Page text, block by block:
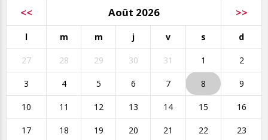
<< Août 2026 >>
l m m j v s d
27 28 29 30 31 1 2
3 4 5 6 7 8 9
10 11 12 13 14 15 16
17 18 19 20 21 22 23